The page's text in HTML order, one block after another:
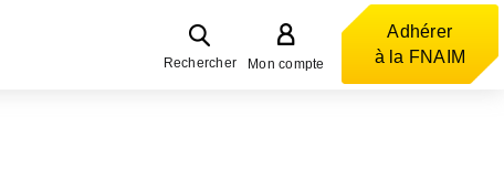
Rechercher Mon compte
Adhérer
à la FNAIM